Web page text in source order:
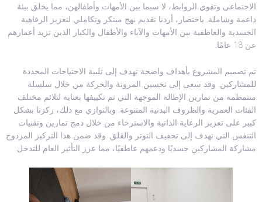
الاجتماعي وتقوي الروابط، لا سيما بين الأمهات وأطفالهن، مما يخلق بيئة
داعمة وشاملة. باختصار، أردنا تقديم نهج مبتكر وتكاملي لتعزيز الرفاهية
الجسدية والعاطفية بين الأمهات والآباء والأطفال والكبار الذين تزيد أعمارهم
عن 18 عامًا.
تم تصميم المشروع بأهداف واضحة تهدف إلى تلبية الاحتياجات المحددة
للمشاركين. وقد سعى إلى تحسين المرونة والحركة من خلال سلسلة
منتمظمة من تمارين الإطالة الموجهة التي تم تكييفها بعناية لتلائم مختلف
الفئات العمرية والظروف البدنية المتنوعة. وبالتوازي مع ذلك، ركزنا بشكل
كبير على تعزيز الرعاية الذاتية والاسترخاء من خلال دمج تمارين وتقنيات
التنفس التي تهدف إلى تخفيف التوتر والقلق. وقد ضمن هذا التركيز المزدوج
مشاركة المشاركين جسديًا ودعمهم عاطفيًا، مما عزز التأثير العام للتدخل.